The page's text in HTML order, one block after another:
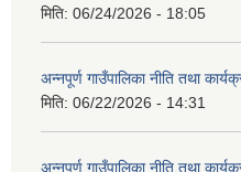
मिति: 06/24/2026 - 18:05
अन्नपूर्ण गाउँपालिका नीति तथा
मिति: 06/22/2026 - 14:31
अन्नपूर्ण गाउँपालिका नीति तथा